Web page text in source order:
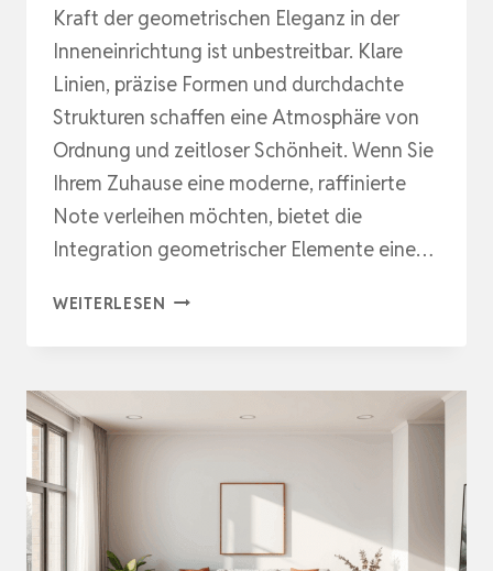
Kraft der geometrischen Eleganz in der
Inneneinrichtung ist unbestreitbar. Klare
Linien, präzise Formen und durchdachte
Strukturen schaffen eine Atmosphäre von
Ordnung und zeitloser Schönheit. Wenn Sie
Ihrem Zuhause eine moderne, raffinierte
Note verleihen möchten, bietet die
Integration geometrischer Elemente eine…
WEITERLESEN KLARE
WOHNEN